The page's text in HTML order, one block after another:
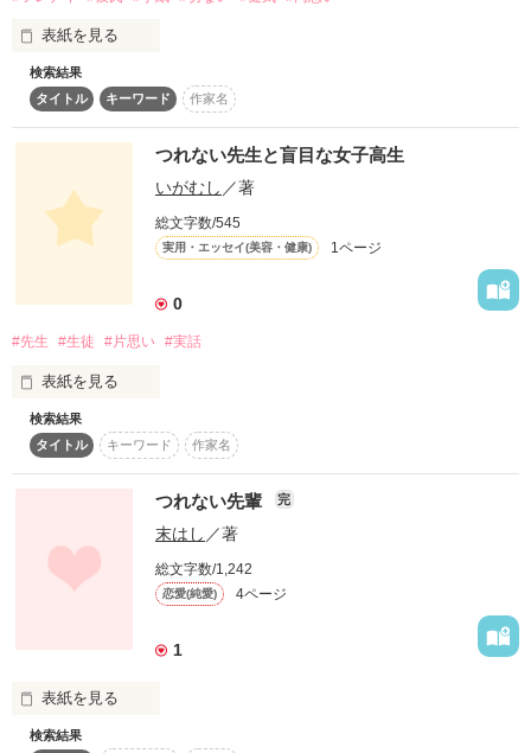
START 2016.2.3
LAST  2016.2.25
-------------------
ミョウガ好きさん、レビューありがとうございました。
書く励みと勇気になります！嬉しいです。
そして…お知らせ頂いた名前修正をしました＾＾；
足りないことが多々ありますが、勉強しつつ進んで行きます。
ありがとうございました。
2016.11.27
みなの。さん、ステキなレビューをありがとうございます！
2018.2.8
『…なんでだろ』
作品を読む
表紙を見る
あなたのことが大好きで
いつもたまらない気持ちになるんです
あなたはどうだかわからないですけど
素知らぬフリしてあなたのことが大好きで
あなたへの想いで溢れているんです
検索結果
タイトル
キーワード 作家名
つれない先生と盲目な女子高生
いがむし ／著
総文字数/545
実用・エッセイ(美容・健康) 1ページ
0
#先生 #生徒 #片思い #実話
表紙を見る
高校三年生だった私が追いかけまわした先生との一年間の話
（無視されけなされ馬鹿にされ）
作品を読む
検索結果
タイトル
キーワード 作家名
つれない先輩 完
末はし ／著
総文字数/1,242
恋愛(純愛) 4ページ
1
表紙を見る
検索結果